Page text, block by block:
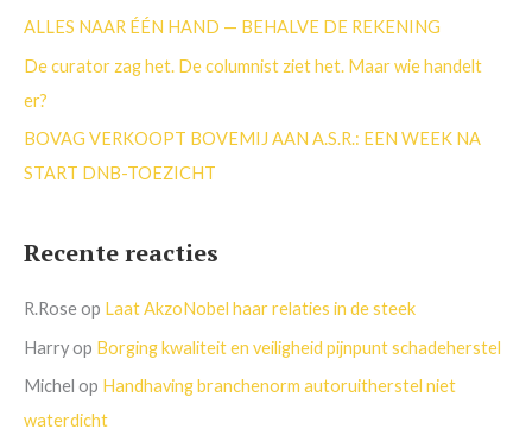
r
ALLES NAAR ÉÉN HAND — BEHALVE DE REKENING
De curator zag het. De columnist ziet het. Maar wie handelt
er?
BOVAG VERKOOPT BOVEMIJ AAN A.S.R.: EEN WEEK NA
START DNB-TOEZICHT
Recente reacties
R.Roseop Laat AkzoNobel haar relaties in de steek
Harryop Borging kwaliteit en veiligheid pijnpunt schadeherstel
Michel op Handhaving branchenorm autoruitherstel niet
waterdicht